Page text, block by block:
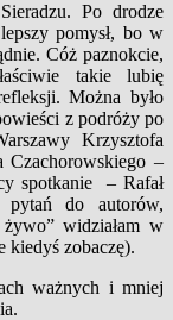
Po drodze
pomysł, bo w
Cóż paznokcie,
takie lubię
Można było
z podróży po
Krzysztofa
Czachorowskiego –
spotkanie – Rafał
pytań do autorów,
widziałam w
kiedyś zobaczę).
ważnych i mniej